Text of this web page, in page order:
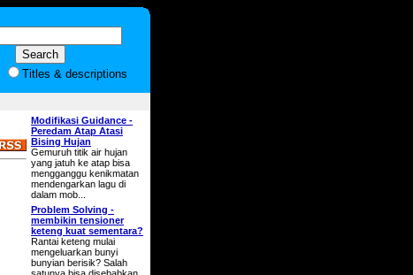
Titles & descriptions
Modifikasi Guidance -
Peredam Atap Atasi
Bising Hujan
Gemuruh titik air hujan
yang jatuh ke atap bisa
mengganggu kenikmatan
mendengarkan lagu di
dalam mob...
Problem Solving -
membikin tensioner
keteng kuat sementara?
Rantai keteng mulai
mengeluarkan bunyi
bunyian berisik? Salah